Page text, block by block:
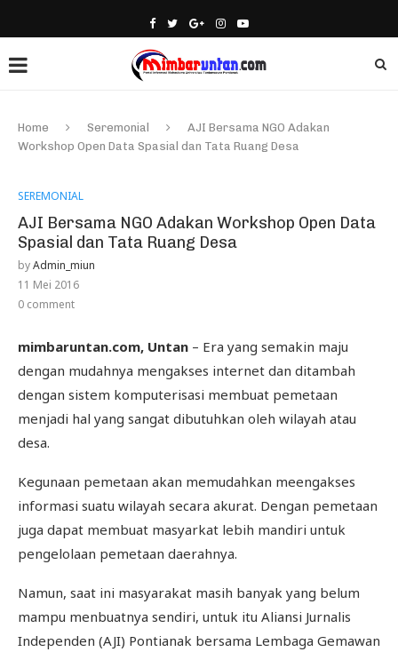
Home Seremonial
AJI Bersama NGO Adakan
Workshop Open Data Spasial dan Tata Ruang Desa
SEREMONIAL
AJI Bersama NGO Adakan Workshop Open Data
Spasial dan Tata Ruang Desa
byAdmin_miun
11 Mei 2016
0 comment
mimbaruntan.com, Untan – Era yang semakin maju
dengan mudahnya mengakses internet dan ditambah
dengan sistem komputerisasi membuat pemetaan
menjadi hal yang sangat dibutuhkan oleh wilayah atau
desa.
Kegunaan pemetaan akan memudahkan meengakses
informasi suatu wilayah secara akurat. Dengan pemetaan
juga dapat membuat masyarkat lebih mandiri untuk
pengelolaan pemetaan daerahnya.
Namun, saat ini masyarakat masih banyak yang belum
mampu menbuatnya sendiri, untuk itu Aliansi Jurnalis
Independen (AJI) Pontianak bersama Lembaga Gemawan